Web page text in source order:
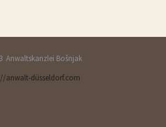
Anwaltskanzlei Bošnjak
anwalt-düsseldorf.com